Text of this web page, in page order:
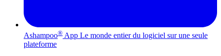
Ashampoo® App Le monde entier du logiciel sur une seule
plateforme